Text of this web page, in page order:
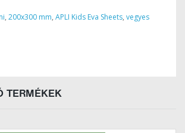
, 200x300 mm, APLI Kids Eva Sheets, vegyes
TERMÉKEK